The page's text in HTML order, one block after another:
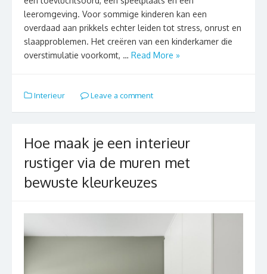
leeromgeving. Voor sommige kinderen kan een
overdaad aan prikkels echter leiden tot stress, onrust en
slaapproblemen. Het creëren van een kinderkamer die
overstimulatie voorkomt, … Read More »
Interieur Leave a comment
Hoe maak je een interieur
rustiger via de muren met
bewuste kleurkeuzes